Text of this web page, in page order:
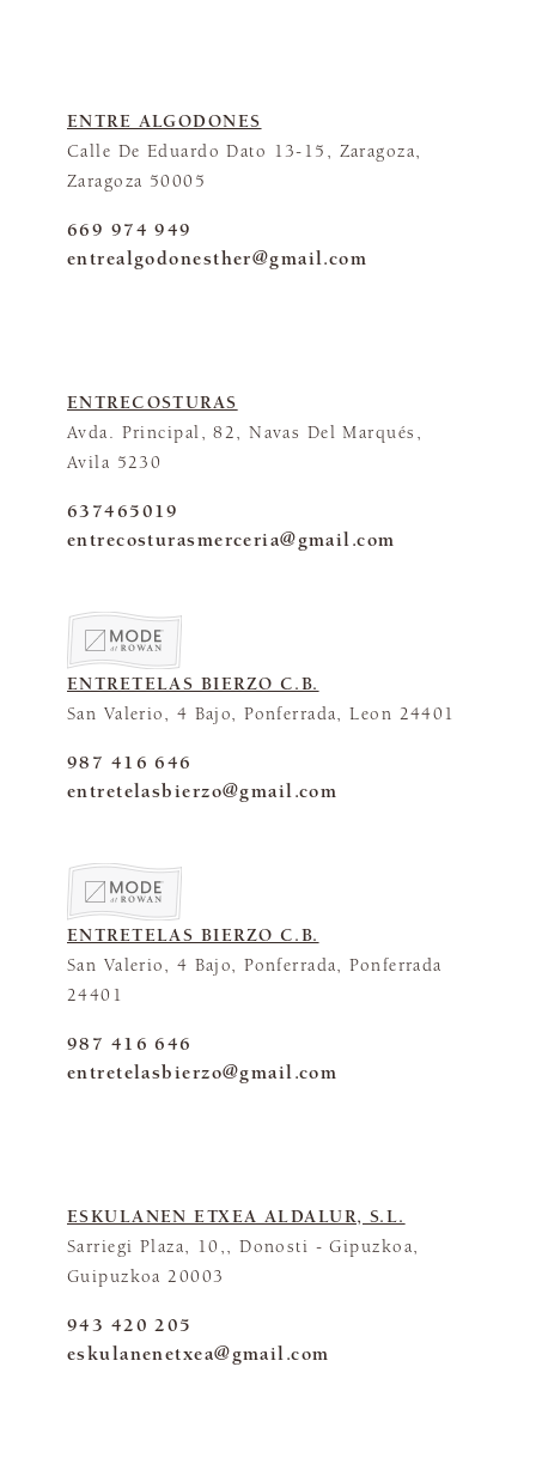
ENTRE ALGODONES
Calle De Eduardo Dato 13-15, Zaragoza,
Zaragoza 50005
669 974 949
entrealgodonesther@gmail.com
ENTRECOSTURAS
Avda. Principal, 82, Navas Del Marqués,
Avila 5230
637465019
entrecosturasmerceria@gmail.com
ENTRETELAS BIERZO C.B.
San Valerio, 4 Bajo, Ponferrada, Leon 24401
987 416 646
entretelasbierzo@gmail.com
ENTRETELAS BIERZO C.B.
San Valerio, 4 Bajo, Ponferrada, Ponferrada
24401
987 416 646
entretelasbierzo@gmail.com
ESKULANEN ETXEA ALDALUR, S.L.
Sarriegi Plaza, 10,, Donosti - Gipuzkoa,
Guipuzkoa 20003
943 420 205
eskulanenetxea@gmail.com